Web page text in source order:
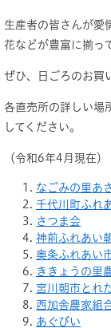
生産者の皆さんが愛
花などが豊富に揃っ
ぜひ、日ごろのお買
各直売所の詳しい場
してください。
（令和6年4月現在）
なごみの里あ
千代川町ふれ
さつま会
神前ふれあい
奥条ふれあい
ききょうの里
宮川朝市とれ
西加舎農家組
あぐびい